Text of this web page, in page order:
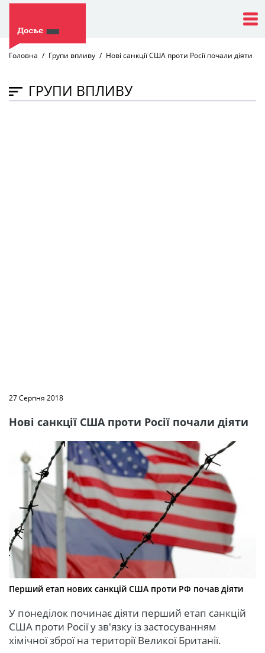
Головна Групи впливу Нові санкції США проти Росії почали діяти
ГРУПИ ВПЛИВУ
27 Серпня 2018
Нові санкції США проти Росії почали діяти
Перший етап нових санкцій США проти РФ почав діяти
У понеділок починає діяти перший етап санкцій
США проти Росії у зв'язку із застосуванням
хімічної зброї на території Великої Британії.